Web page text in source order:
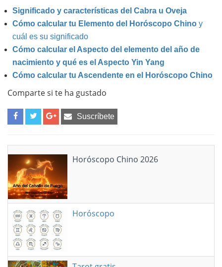
Significado y características del Cabra u Oveja
Cómo calcular tu Elemento del Horóscopo Chino y
cuál es su significado
Cómo calcular el Aspecto del elemento del año de
nacimiento y qué es el Aspecto Yin Yang
Cómo calcular tu Ascendente en el Horóscopo Chino
Comparte si te ha gustado
Suscríbete
Horóscopo Chino 2026
Horóscopo